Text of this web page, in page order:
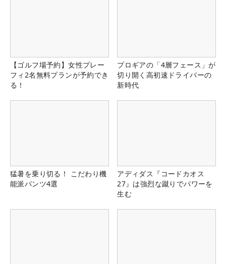
【ゴルフ場予約】女性プレー
フィ2名無料プランが予約でき
る！
プロギアの「4層フェース」が
切り開く高初速ドライバーの
新時代
猛暑を乗り切る！ こだわり機
能派パンツ4選
アディダス『コードカオス
27』は強烈な蹴りでパワーを
生む